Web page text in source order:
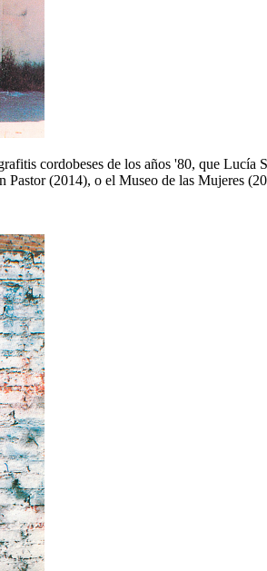
cordobeses de los años '80, que
(2014), o el Museo de las Mujeres